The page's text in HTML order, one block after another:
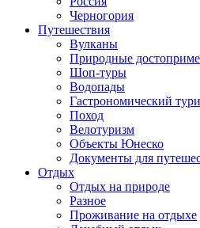
Черногория
Путешествия
Вулканы
Природные
Шоп-туры
Водопады
Гастрономический
Поход
Велотуризм
Объекты Юнеско
Документы для
Отдых
Отдых на природе
Разное
Проживание на отдыхе